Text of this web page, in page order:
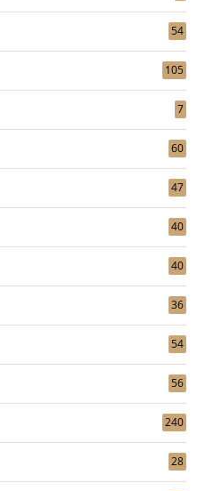
54
105
7
60
47
40
40
36
54
56
240
28